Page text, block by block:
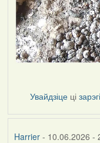
Увайдзіце ці
Harrier- 10.06.2026 -